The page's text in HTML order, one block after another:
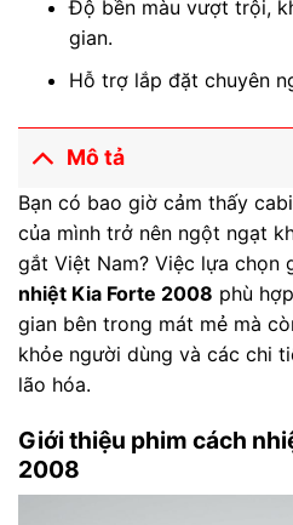
Độ bền màu vượt trội,
gian.
Hỗ trợ lắp đặt chuyên
Mô tả
Bạn có bao giờ cảm thấy
của mình trở nên ngột ngạt
gắt Việt Nam? Việc lựa chọn
nhiệt Kia Forte 2008 phù
gian bên trong mát mẻ mà
khỏe người dùng và các chi
lão hóa.
Giới thiệu phim cách
2008